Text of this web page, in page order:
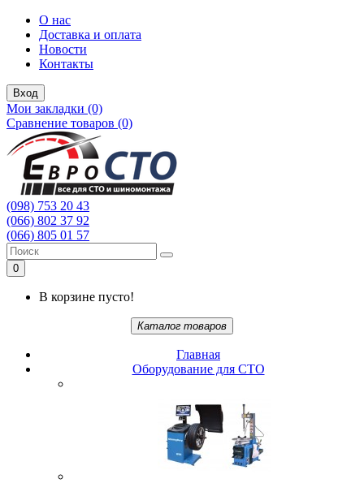
О нас
Доставка и оплата
Новости
Контакты
Вход
Мои закладки (0)
Сравнение товаров (0)
(098) 753 20 43
(066) 802 37 92
(066) 805 01 57
0
В корзине пусто!
Каталог товаров
Главная
Oбopудoвaниe для CTO